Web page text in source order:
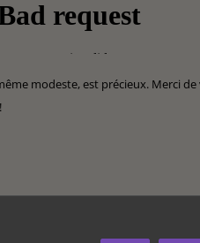
modeste, est précieux. Merci